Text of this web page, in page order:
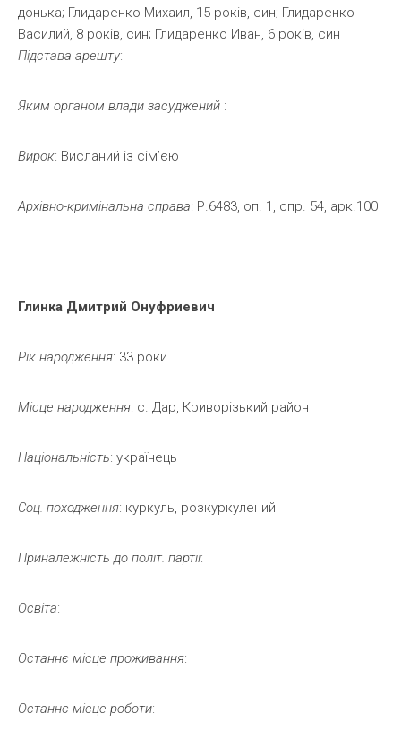
донька; Глидаренко Михаил, 15 років, син; Глидаренко
Василий, 8 років, син; Глидаренко Иван, 6 років, син
Підстава арешту:
Яким органом влади засуджений :
Вирок: Висланий із сім’єю
Архівно-кримінальна справа: Р.6483, оп. 1, спр. 54, арк.100
Глинка Дмитрий Онуфриевич
Рік народження: 33 роки
Місце народження: с. Дар, Криворізький район
Національність: українець
Соц. походження: куркуль, розкуркулений
Приналежність до політ. партії:
Освіта:
Останнє місце проживання:
Останнє місце роботи: